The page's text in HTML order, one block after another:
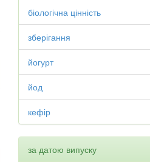
біологічна цінність
зберігання
йогурт
йод
кефір
за датою випуску